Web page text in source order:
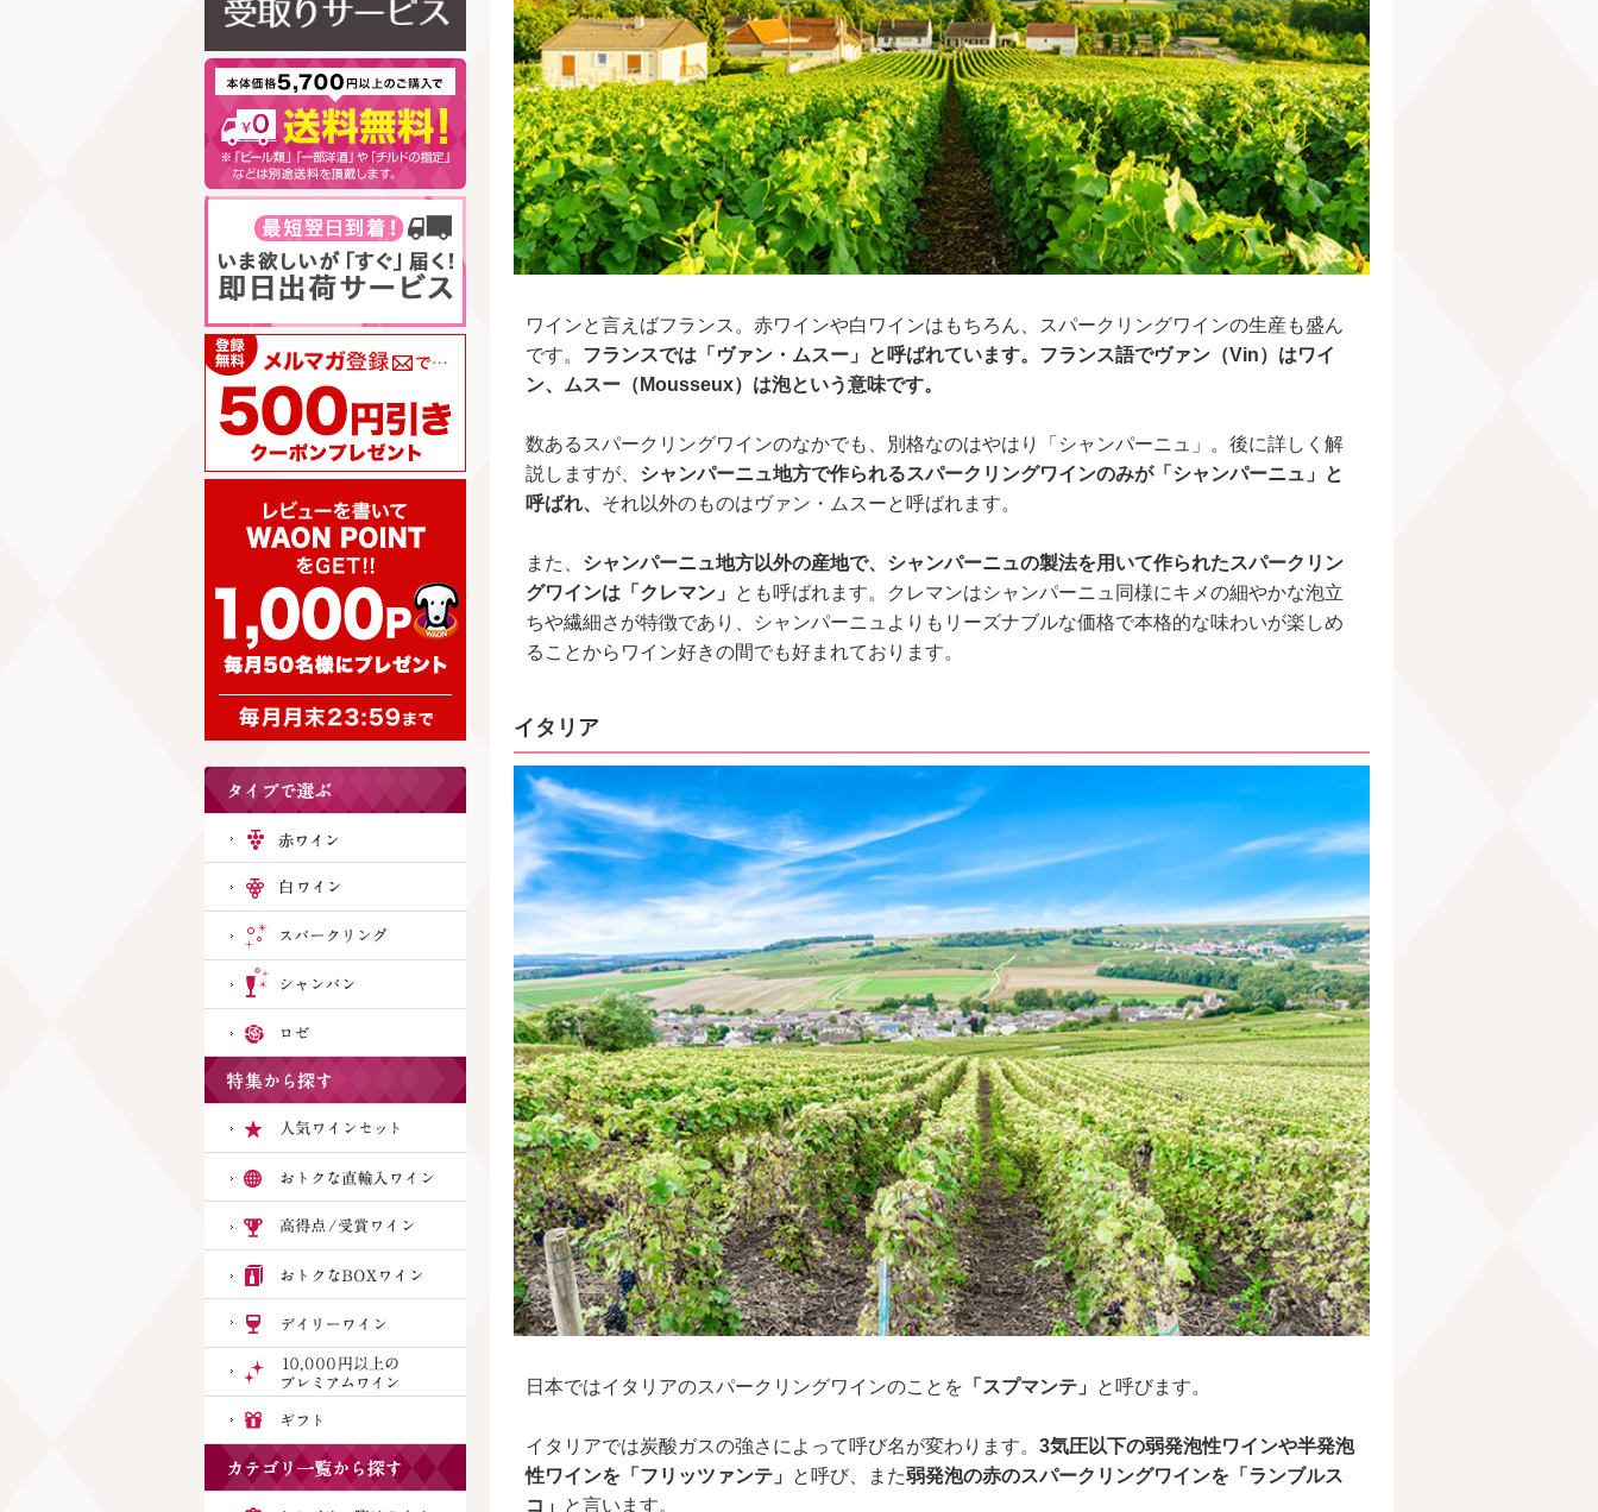
ワインと言えばフランス。赤ワインや白ワインはもちろん、スパークリングワインの生産も盛ん
です。 フランスでは「ヴァン・ムスー」と呼ばれています。フランス語でヴァン（Vin）はワイ
ン、ムスー（Mousseux）は泡という意味です。
数あるスパークリングワインのなかでも、別格なのはやはり「シャンパーニュ」。後に詳しく解
説しますが、 シャンパーニュ地方で作られるスパークリングワインのみが「シャンパーニュ」と
呼ばれ、 それ以外のものはヴァン・ムスーと呼ばれます。
また、 シャンパーニュ地方以外の産地で、シャンパーニュの製法を用いて作られたスパークリン
グワインは「クレマン」
とも呼ばれます。クレマンはシャンパーニュ同様にキメの細やかな泡立
ちや繊細さが特徴であり、シャンパーニュよりもリーズナブルな価格で本格的な味わいが楽しめ
ることからワイン好きの間でも好まれております。
イタリア
日本ではイタリアのスパークリングワインのことを 「スプマンテ」 と呼びます。
イタリアでは炭酸ガスの強さによって呼び名が変わります。 3気圧以下の弱発泡性ワインや半発泡
性ワインを「フリッツァンテ」
と呼び、また弱発泡の赤のスパークリングワインを「ランブルス
コ」
と言います。